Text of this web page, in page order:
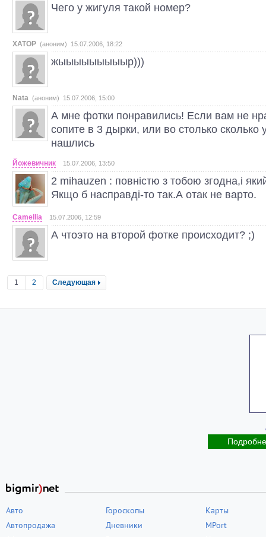
Чего у жигуля такой номер?
ХАТОР (аноним) 15.07.2006, 18:22
жыыыыыыыыыр)))
Nata (аноним) 15.07.2006, 15:00
А мне фотки понравились! Если вам не
сопите в 3 дырки, или во столько сколько
нашлись
Йожевичник 15.07.2006, 13:50
2 mihauzen : повністю з тобою згодна,і
Якщо б насправді-то так.А отак не варто.
Camellia 15.07.2006, 12:59
А чтоэто на второй фотке происходит? ;)
1 2 Следующая
Авто
Автопродажа
Гороскопы
Дневники
Карты
MPort